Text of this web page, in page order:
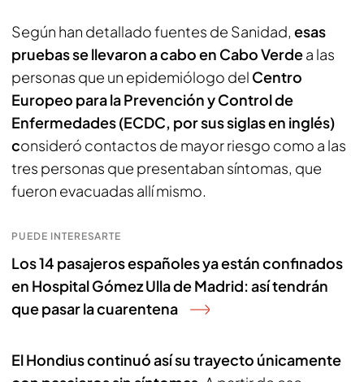
Según han detallado fuentes de Sanidad, esas
pruebas se llevaron a cabo en Cabo Verdea las
personas que un epidemiólogo del Centro
Europeo para la Prevención y Control de
Enfermedades (ECDC, por sus siglas en inglés)
consideró contactos de mayor riesgo como a las
tres personas que presentaban síntomas, que
fueron evacuadas allí mismo.
PUEDE INTERESARTE
Los 14 pasajeros españoles ya están confinados
en Hospital Gómez Ulla de Madrid: así tendrán
que pasar la cuarentena
El Hondius continuó así su trayecto únicamente